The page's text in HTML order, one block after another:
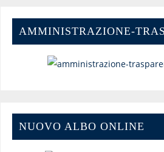
AMMINISTRAZIONE-
NUOVO ALBO ONLINE